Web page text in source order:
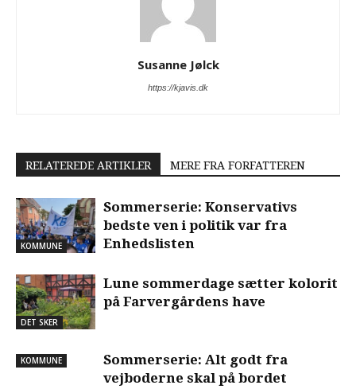
Susanne Jølck
https://kjavis.dk
RELATEREDE ARTIKLER MERE FRA FORFATTEREN
KOMMUNE
Sommerserie: Konservativs
bedste ven i politik var fra
Enhedslisten
DET SKER
Lune sommerdage sætter kolorit
på Farvergårdens have
KOMMUNE
Sommerserie: Alt godt fra
vejboderne skal på bordet